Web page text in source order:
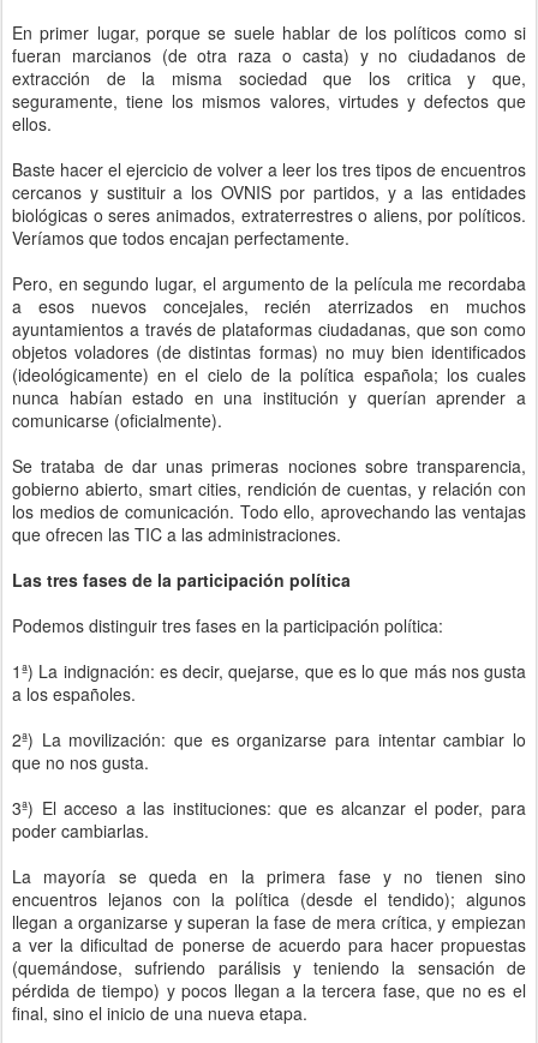
En primer lugar, porque se suele hablar de los políticos como si
fueran marcianos (de otra raza o casta) y no ciudadanos de
extracción de la misma sociedad que los critica y que,
seguramente, tiene los mismos valores, virtudes y defectos que
ellos.
Baste hacer el ejercicio de volver a leer los tres tipos de encuentros
cercanos y sustituir a los OVNIS por partidos, y a las entidades
biológicas o seres animados, extraterrestres o aliens, por políticos.
Veríamos que todos encajan perfectamente.
Pero, en segundo lugar, el argumento de la película me recordaba
a esos nuevos concejales, recién aterrizados en muchos
ayuntamientos a través de plataformas ciudadanas, que son como
objetos voladores (de distintas formas) no muy bien identificados
(ideológicamente) en el cielo de la política española; los cuales
nunca habían estado en una institución y querían aprender a
comunicarse (oficialmente).
Se trataba de dar unas primeras nociones sobre transparencia,
gobierno abierto, smart cities, rendición de cuentas, y relación con
los medios de comunicación. Todo ello, aprovechando las ventajas
que ofrecen las TIC a las administraciones.
Las tres fases de la participación política
Podemos distinguir tres fases en la participación política:
1ª) La indignación: es decir, quejarse, que es lo que más nos gusta
a los españoles.
2ª) La movilización: que es organizarse para intentar cambiar lo
que no nos gusta.
3ª) El acceso a las instituciones: que es alcanzar el poder, para
poder cambiarlas.
La mayoría se queda en la primera fase y no tienen sino
encuentros lejanos con la política (desde el tendido); algunos
llegan a organizarse y superan la fase de mera crítica, y empiezan
a ver la dificultad de ponerse de acuerdo para hacer propuestas
(quemándose, sufriendo parálisis y teniendo la sensación de
pérdida de tiempo) y pocos llegan a la tercera fase, que no es el
final, sino el inicio de una nueva etapa.